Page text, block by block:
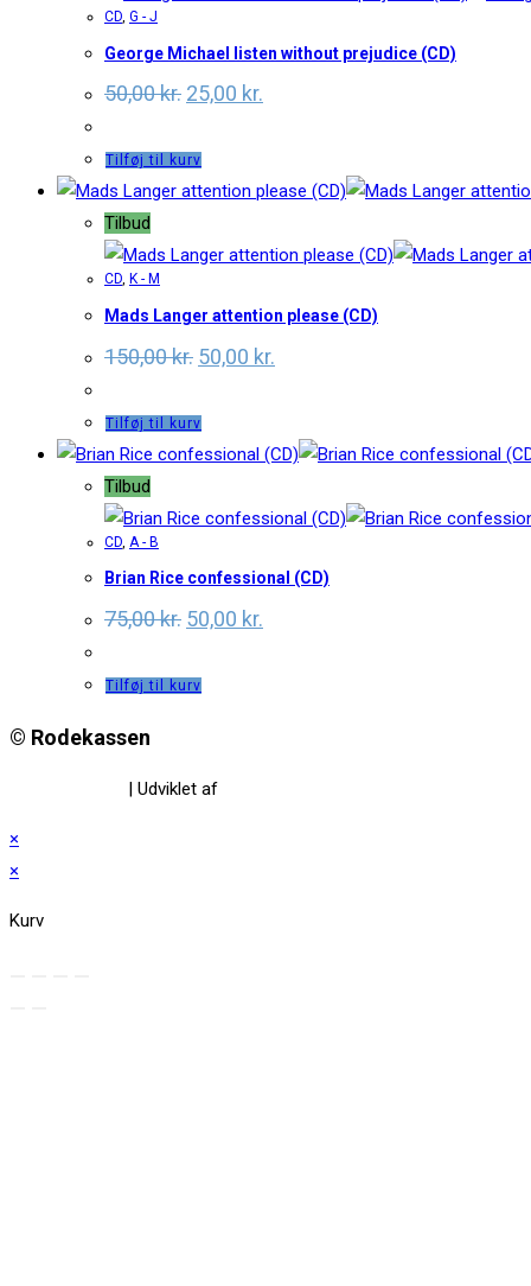
CD, G - J
George Michael listen without prejudice (CD)
50,00kr. Original
price
50,00 kr..
25,00 kr.
price
Tilføj til kurv
Tilbud
CD, K - M
Mads Langer attention please (CD)
150,00kr. Original
price
150,00 kr..
50,00 kr.
price
Tilføj til kurv
Tilbud
CD A - B
Brian Rice confessional (CD)
75,00kr. Original
price
75,00 kr..
50,00 kr.
price
Tilføj til kurv
© Rodekassen
| Udviklet af
×
×
Kurv